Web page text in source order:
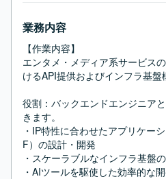
業務内容
【作業内容】
エンタメ・メディア系サービス
けるAPI提供およびインフラ基盤
役割：バックエンドエンジニア
きます。
・IP特性に合わせたアプリケー
F）の設計・開発
・スケーラブルなインフラ基盤
・AIツールを駆使した効率的な